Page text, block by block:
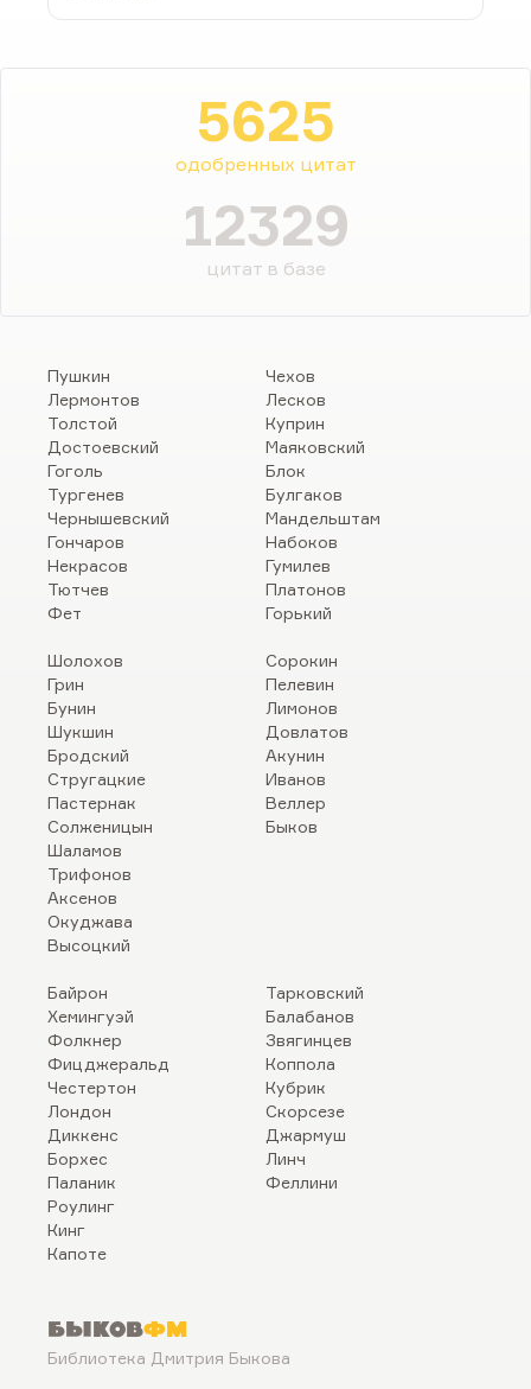
5625
одобренных цитат
12329
цитат в базе
Пушкин
Лермонтов
Толстой
Достоевский
Гоголь
Тургенев
Чернышевский
Гончаров
Некрасов
Тютчев
Фет
Чехов
Лесков
Куприн
Маяковский
Блок
Булгаков
Мандельштам
Набоков
Гумилев
Платонов
Горький
Шолохов
Грин
Бунин
Шукшин
Бродский
Стругацкие
Пастернак
Солженицын
Шаламов
Трифонов
Аксенов
Окуджава
Высоцкий
Сорокин
Пелевин
Лимонов
Довлатов
Акунин
Иванов
Веллер
Быков
Байрон
Хемингуэй
Фолкнер
Фицджеральд
Честертон
Лондон
Диккенс
Борхес
Паланик
Роулинг
Кинг
Капоте
Тарковский
Балабанов
Звягинцев
Коппола
Кубрик
Скорсезе
Джармуш
Линч
Феллини
БыковФМ
Библиотека Дмитрия Быкова